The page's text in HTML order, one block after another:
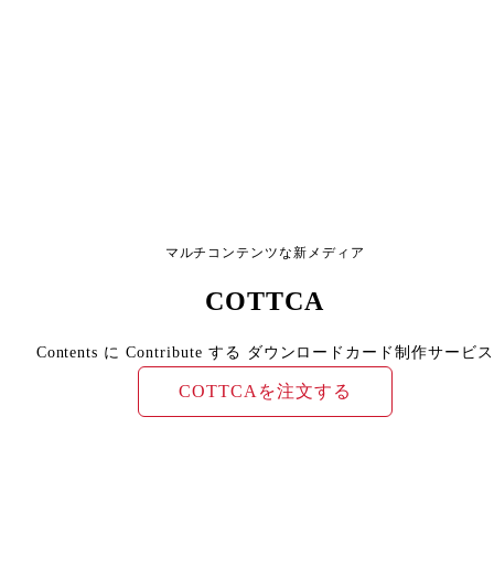
マルチコンテンツな新メディア
COTTCA
Contents に Contribute する ダウンロードカード制作サービス
COTTCAを注文する